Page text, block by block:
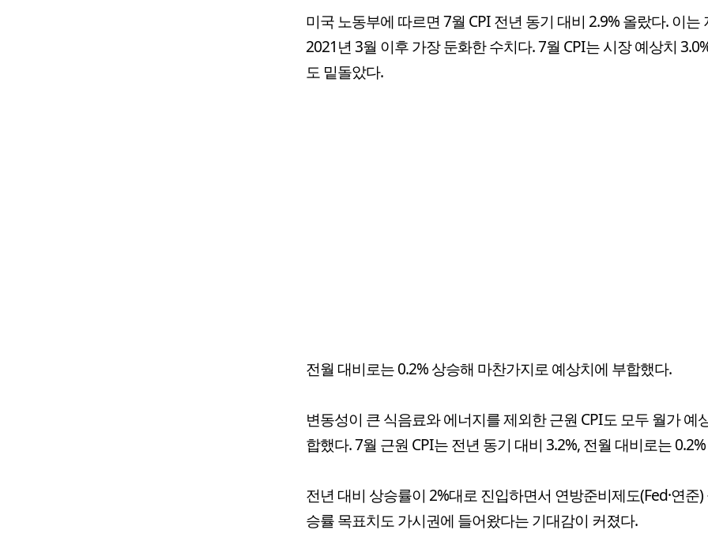
미국 노동부에 따르면 7월 CPI 전년 동기 대비 2.9% 올랐다. 이는
2021년 3월 이후 가장 둔화한 수치다. 7월 CPI는 시장 예상치
도 밑돌았다.
전월 대비로는 0.2% 상승해 마찬가지로 예상치에 부합했다.
변동성이 큰 식음료와 에너지를 제외한 근원 CPI도 모두 월가 예
합했다. 7월 근원 CPI는 전년 동기 대비 3.2%, 전월 대비로는
전년 대비 상승률이 2%대로 진입하면서 연방준비제도(Fed·연준
승률 목표치도 가시권에 들어왔다는 기대감이 커졌다.